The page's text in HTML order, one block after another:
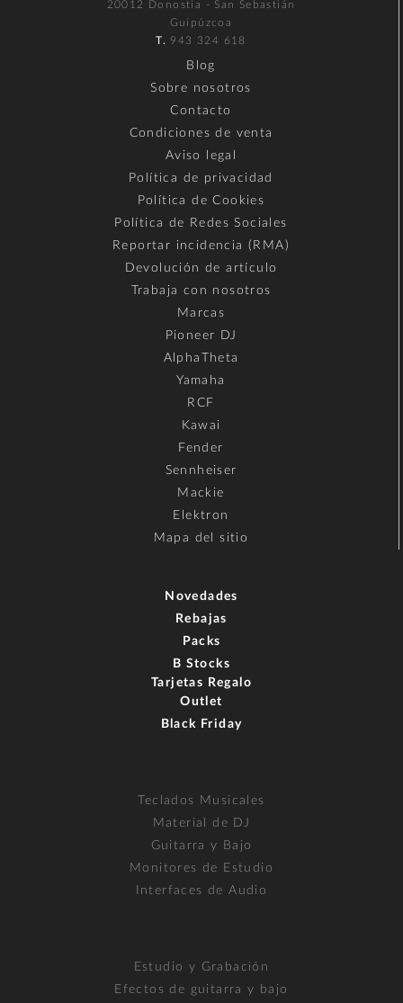
20012 Donostia - San Sebastián
Guipúzcoa
T. 943 324 618
Blog
Sobre nosotros
Contacto
Condiciones de venta
Aviso legal
Política de privacidad
Política de Cookies
Política de Redes Sociales
Reportar incidencia (RMA)
Devolución de artículo
Trabaja con nosotros
Marcas
Pioneer DJ
AlphaTheta
Yamaha
RCF
Kawai
Fender
Sennheiser
Mackie
Elektron
Mapa del sitio
Novedades
Rebajas
Packs
B Stocks
Tarjetas Regalo
Outlet
Black Friday
Teclados Musicales
Material de DJ
Guitarra y Bajo
Monitores de Estudio
Interfaces de Audio
Estudio y Grabación
Efectos de guitarra y bajo